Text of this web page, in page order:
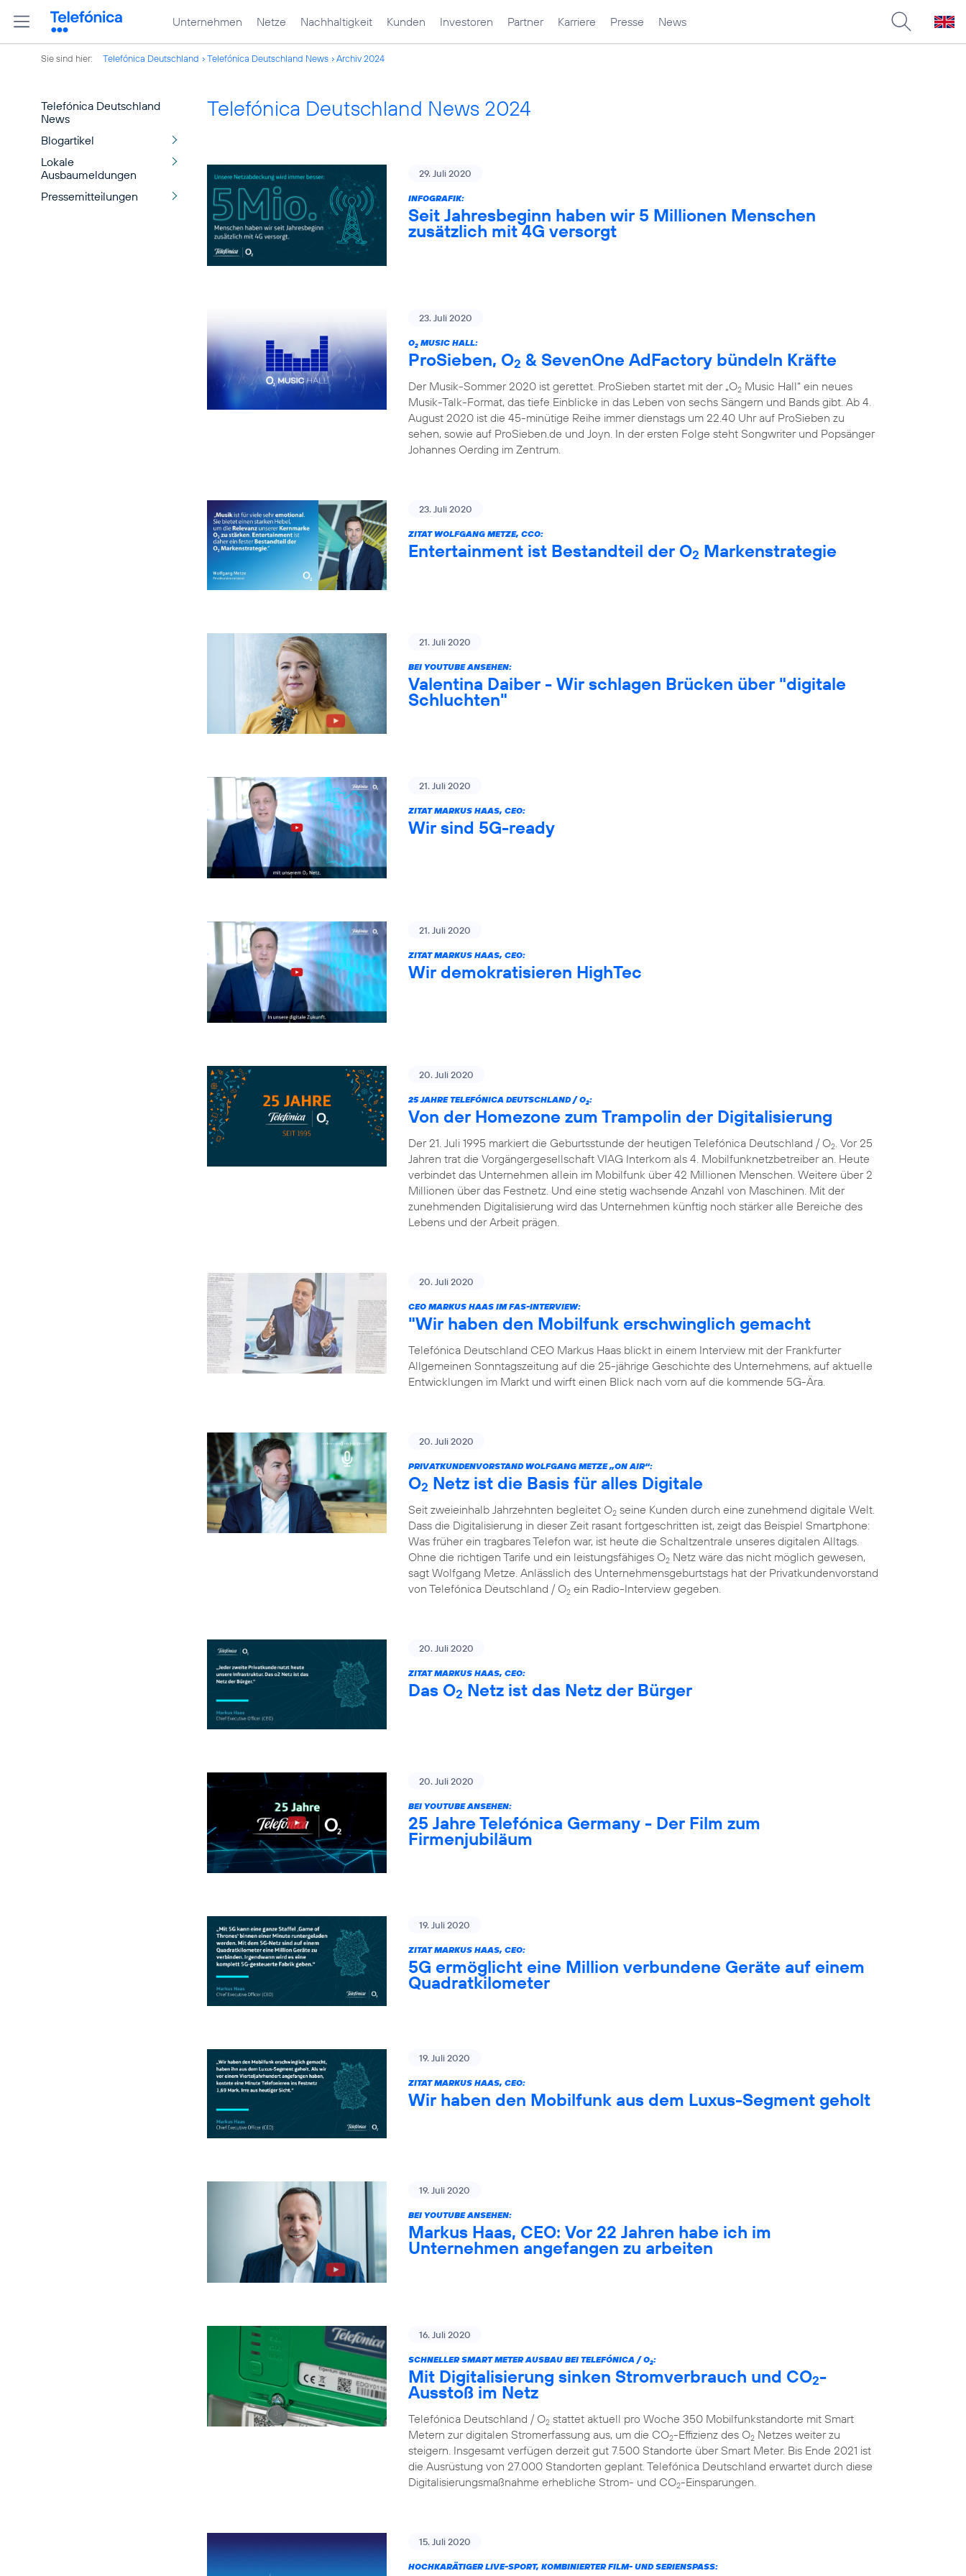
Unternehmen Netze Nachhaltigkeit Kunden Investoren Partner Karriere Presse News
Sie sind hier: Telefónica Deutschland Telefónica Deutschland News Archiv 2024
Telefónica Deutschland
News
Blogartikel
Lokale
Ausbaumeldungen
Pressemitteilungen
Telefónica Deutschland News 2024
29. Juli 2020
INFOGRAFIK:
Seit Jahresbeginn haben wir 5 Millionen Menschen
zusätzlich mit 4G versorgt
23. Juli 2020
O2 MUSIC HALL:
ProSieben, O2 & SevenOne AdFactory bündeln Kräfte
Der Musik-Sommer 2020 ist gerettet. ProSieben startet mit der „O2 Music Hall“ ein neues
Musik-Talk-Format, das tiefe Einblicke in das Leben von sechs Sängern und Bands gibt. Ab 4.
August 2020 ist die 45-minütige Reihe immer dienstags um 22.40 Uhr auf ProSieben zu
sehen, sowie auf ProSieben.de und Joyn. In der ersten Folge steht Songwriter und Popsänger
Johannes Oerding im Zentrum.
23. Juli 2020
ZITAT WOLFGANG METZE, CCO:
Entertainment ist Bestandteil der O2 Markenstrategie
21. Juli 2020
BEI YOUTUBE ANSEHEN:
Valentina Daiber - Wir schlagen Brücken über "digitale
Schluchten"
21. Juli 2020
ZITAT MARKUS HAAS, CEO:
Wir sind 5G-ready
21. Juli 2020
ZITAT MARKUS HAAS, CEO:
Wir demokratisieren HighTec
20. Juli 2020
25 JAHRE TELEFÓNICA DEUTSCHLAND / O2:
Von der Homezone zum Trampolin der Digitalisierung
Der 21. Juli 1995 markiert die Geburtsstunde der heutigen Telefónica Deutschland / O2 . Vor 25
Jahren trat die Vorgängergesellschaft VIAG Interkom als 4. Mobilfunknetzbetreiber an. Heute
verbindet das Unternehmen allein im Mobilfunk über 42 Millionen Menschen. Weitere über 2
Millionen über das Festnetz. Und eine stetig wachsende Anzahl von Maschinen. Mit der
zunehmenden Digitalisierung wird das Unternehmen künftig noch stärker alle Bereiche des
Lebens und der Arbeit prägen.
20. Juli 2020
CEO MARKUS HAAS IM FAS-INTERVIEW:
"Wir haben den Mobilfunk erschwinglich gemacht
Telefónica Deutschland CEO Markus Haas blickt in einem Interview mit der Frankfurter
Allgemeinen Sonntagszeitung auf die 25-jährige Geschichte des Unternehmens, auf aktuelle
Entwicklungen im Markt und wirft einen Blick nach vorn auf die kommende 5G-Ära.
20. Juli 2020
PRIVATKUNDENVORSTAND WOLFGANG METZE „ON AIR“:
O2 Netz ist die Basis für alles Digitale
Seit zweieinhalb Jahrzehnten begleitet O2 seine Kunden durch eine zunehmend digitale Welt.
Dass die Digitalisierung in dieser Zeit rasant fortgeschritten ist, zeigt das Beispiel Smartphone:
Was früher ein tragbares Telefon war, ist heute die Schaltzentrale unseres digitalen Alltags.
Ohne die richtigen Tarife und ein leistungsfähiges O2 Netz wäre das nicht möglich gewesen,
sagt Wolfgang Metze. Anlässlich des Unternehmensgeburtstags hat der Privatkundenvorstand
von Telefónica Deutschland / O2 ein Radio-Interview gegeben.
20. Juli 2020
ZITAT MARKUS HAAS, CEO:
Das O2 Netz ist das Netz der Bürger
20. Juli 2020
BEI YOUTUBE ANSEHEN:
25 Jahre Telefónica Germany - Der Film zum
Firmenjubiläum
19. Juli 2020
ZITAT MARKUS HAAS, CEO:
5G ermöglicht eine Million verbundene Geräte auf einem
Quadratkilometer
19. Juli 2020
ZITAT MARKUS HAAS, CEO:
Wir haben den Mobilfunk aus dem Luxus-Segment geholt
19. Juli 2020
BEI YOUTUBE ANSEHEN:
Markus Haas, CEO: Vor 22 Jahren habe ich im
Unternehmen angefangen zu arbeiten
16. Juli 2020
SCHNELLER SMART METER AUSBAU BEI TELEFÓNICA / O2:
Mit Digitalisierung sinken Stromverbrauch und CO2-
Ausstoß im Netz
Telefónica Deutschland / O2 stattet aktuell pro Woche 350 Mobilfunkstandorte mit Smart
Metern zur digitalen Stromerfassung aus, um die CO2-Effizienz des O2 Netzes weiter zu
steigern. Insgesamt verfügen derzeit gut 7.500 Standorte über Smart Meter. Bis Ende 2021 ist
die Ausrüstung von 27.000 Standorten geplant. Telefónica Deutschland erwartet durch diese
Digitalisierungsmaßnahme erhebliche Strom- und CO2-Einsparungen.
15. Juli 2020
HOCHKARÄTIGER LIVE-SPORT, KOMBINIERTER FILM- UND SERIENSPASS: